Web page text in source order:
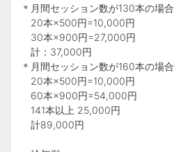
＊月間セッション数が130本の場合
20本×500円=10,000円
30本×900円=27,000円
計：37,000円
＊月間セッション数が160本の場合
20本×500円=10,000円
60本×900円=54,000円
141本以上 25,000円
計89,000円